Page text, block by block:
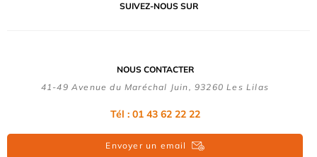
SUIVEZ-NOUS SUR
NOUS CONTACTER
41-49 Avenue du Maréchal Juin, 93260 Les Lilas
Tél : 01 43 62 22 22
Envoyer un email